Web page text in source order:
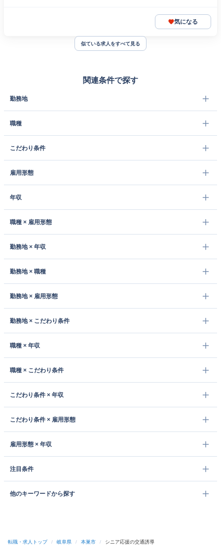
気になる
似ている求人をすべて見る
関連条件で探す
勤務地
職種
こだわり条件
雇用形態
年収
職種 × 雇用形態
勤務地 × 年収
勤務地 × 職種
勤務地 × 雇用形態
勤務地 × こだわり条件
職種 × 年収
職種 × こだわり条件
こだわり条件 × 年収
こだわり条件 × 雇用形態
雇用形態 × 年収
注目条件
他のキーワードから探す
転職・求人トップ / 岐阜県 / 本巣市 / シニア応援の交通誘導